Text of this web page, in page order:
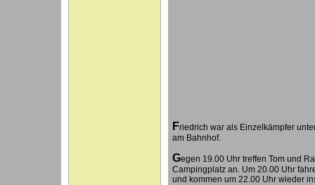
Friedrich war als Einzelkämpfer
am Bahnhof.
Gegen 19.00 Uhr treffen Tom und
Campingplatz an. Um 20.00 Uhr
und kommen um 22.00 Uhr wieder